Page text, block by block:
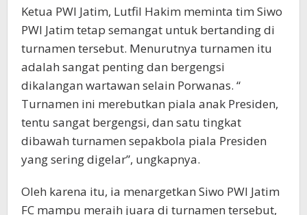
Ketua PWI Jatim, Lutfil Hakim meminta tim Siwo
PWI Jatim tetap semangat untuk bertanding di
turnamen tersebut. Menurutnya turnamen itu
adalah sangat penting dan bergengsi
dikalangan wartawan selain Porwanas. “
Turnamen ini merebutkan piala anak Presiden,
tentu sangat bergengsi, dan satu tingkat
dibawah turnamen sepakbola piala Presiden
yang sering digelar”, ungkapnya.
Oleh karena itu, ia menargetkan Siwo PWI Jatim
FC mampu meraih juara di turnamen tersebut,